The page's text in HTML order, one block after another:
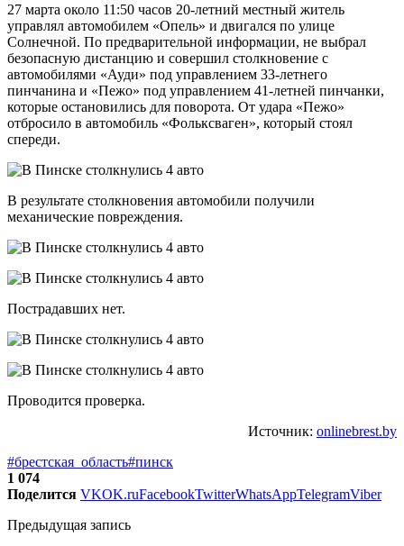
27 марта около 11:50 часов 20-летний местный житель
управлял автомобилем «Опель» и двигался по улице
Солнечной. По предварительной информации, не выбрал
безопасную дистанцию и совершил столкновение с
автомобилями «Ауди» под управлением 33-летнего
пинчанина и «Пежо» под управлением 41-летней пинчанки,
которые остановились для поворота. От удара «Пежо»
отбросило в автомобиль «Фольксваген», который стоял
спереди.
В результате столкновения автомобили получили
механические повреждения.
Пострадавших нет.
Проводится проверка.
Источник: onlinebrest.by
#брестская_область#пинск
1 074
Поделится VKOK.ruFacebookTwitterWhatsAppTelegramViber
Предыдущая запись